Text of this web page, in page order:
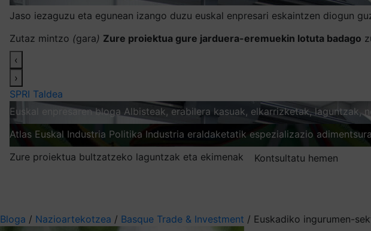
Jaso iezaguzu eta egunean izango duzu euskal enpresari eskaintzen diogun
Zutaz mintzo (gara) Zure proiektua gure jarduera-eremuekin lotuta badago
‹
›
SPRI Taldea
Euskal enpresaren bloga Albisteak, erabilera kasuak, elkarrizketak, laguntzak,
Atlas Euskal Industria Politika Industria eraldaketatik espezializazio adimentsura
Zure proiektua bultzatzeko laguntzak eta ekimenak
Kontsultatu hemen
Bloga / Nazioartekotzea / Basque Trade & Investment / Euskadiko ingurumen-